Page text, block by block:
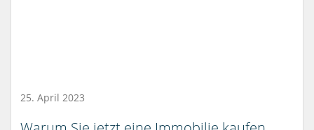
25. April 2023